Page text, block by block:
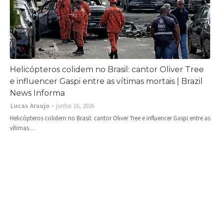
Helicópteros colidem no Brasil: cantor Oliver Tree
e influencer Gaspi entre as vítimas mortais | Brazil
News Informa
Lucas Araujo
junho 16, 2026
Helicópteros colidem no Brasil: cantor Oliver Tree e influencer Gaspi entre as
vítimas…